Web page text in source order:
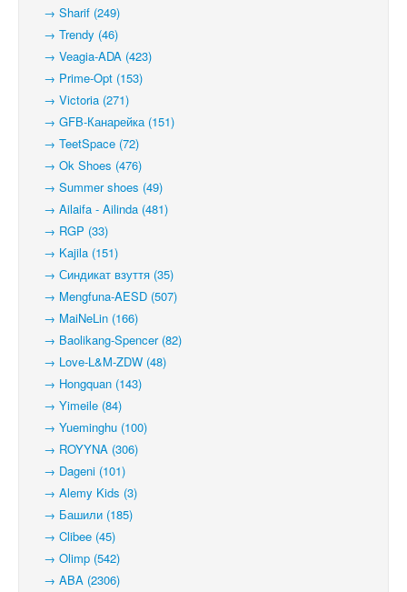
→ Sharif (249)
→ Trendy (46)
→ Veagia-ADA (423)
→ Prime-Opt (153)
→ Victoria (271)
→ GFB-Канарейка (151)
→ TeetSpace (72)
→ Ok Shoes (476)
→ Summer shoes (49)
→ Ailaifa - Ailinda (481)
→ RGP (33)
→ Kajila (151)
→ Синдикат взуття (35)
→ Mengfuna-AESD (507)
→ MaiNeLin (166)
→ Baolikang-Spencer (82)
→ Love-L&M-ZDW (48)
→ Hongquan (143)
→ Yimeile (84)
→ Yueminghu (100)
→ ROYYNA (306)
→ Dageni (101)
→ Alemy Kids (3)
→ Башили (185)
→ Clibee (45)
→ Olimp (542)
→ ABA (2306)